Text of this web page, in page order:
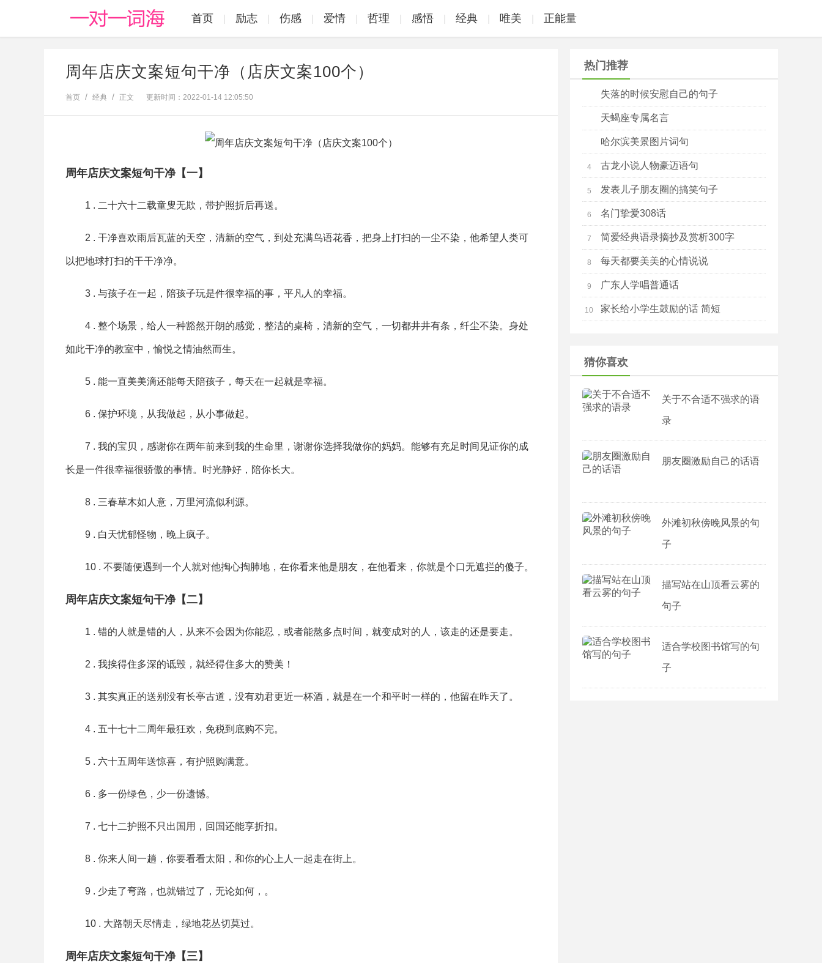
首页 励志 伤感 爱情 哲理 感悟 经典 唯美 正能量
周年店庆文案短句干净（店庆文案100个）
首页 经典 正文 更新时间：2022-01-14 12:05:50
周年店庆文案短句干净【一】
1 . 二十六十二载童叟无欺，带护照折后再送。
2 . 干净喜欢雨后瓦蓝的天空，清新的空气，到处充满鸟语花香，把身上打扫的一尘不染，他希望人类可
以把地球打扫的干干净净。
3 . 与孩子在一起，陪孩子玩是件很幸福的事，平凡人的幸福。
4 . 整个场景，给人一种豁然开朗的感觉，整洁的桌椅，清新的空气，一切都井井有条，纤尘不染。身处
如此干净的教室中，愉悦之情油然而生。
5 . 能一直美美滴还能每天陪孩子，每天在一起就是幸福。
6 . 保护环境，从我做起，从小事做起。
7 . 我的宝贝，感谢你在两年前来到我的生命里，谢谢你选择我做你的妈妈。能够有充足时间见证你的成
长是一件很幸福很骄傲的事情。时光静好，陪你长大。
8 . 三春草木如人意，万里河流似利源。
9 . 白天忧郁怪物，晚上疯子。
10 . 不要随便遇到一个人就对他掏心掏肺地，在你看来他是朋友，在他看来，你就是个口无遮拦的傻子。
周年店庆文案短句干净【二】
1 . 错的人就是错的人，从来不会因为你能忍，或者能熬多点时间，就变成对的人，该走的还是要走。
2 . 我挨得住多深的诋毁，就经得住多大的赞美！
3 . 其实真正的送别没有长亭古道，没有劝君更近一杯酒，就是在一个和平时一样的，他留在昨天了。
4 . 五十七十二周年最狂欢，免税到底购不完。
5 . 六十五周年送惊喜，有护照购满意。
6 . 多一份绿色，少一份遗憾。
7 . 七十二护照不只出国用，回国还能享折扣。
8 . 你来人间一趟，你要看看太阳，和你的心上人一起走在街上。
9 . 少走了弯路，也就错过了，无论如何，。
10 . 大路朝天尽情走，绿地花丛切莫过。
周年店庆文案短句干净【三】
热门推荐
失落的时候安慰自己的句子
天蝎座专属名言
哈尔滨美景图片词句
4 古龙小说人物豪迈语句
5 发表儿子朋友圈的搞笑句子
6 名门挚爱308话
7 简爱经典语录摘抄及赏析300字
8 每天都要美美的心情说说
9 广东人学唱普通话
10 家长给小学生鼓励的话 简短
猜你喜欢
关于不合适不强求的语
录
朋友圈激励自己的话语
外滩初秋傍晚风景的句
子
描写站在山顶看云雾的
句子
适合学校图书馆写的句
子